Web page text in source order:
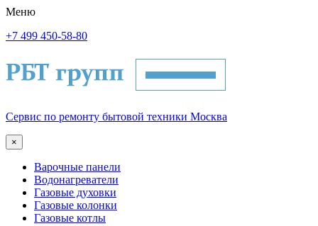
Меню
+7 499 450-58-80
Сервис по ремонту бытовой техники Москва
×
Варочные панели
Водонагреватели
Газовые духовки
Газовые колонки
Газовые котлы